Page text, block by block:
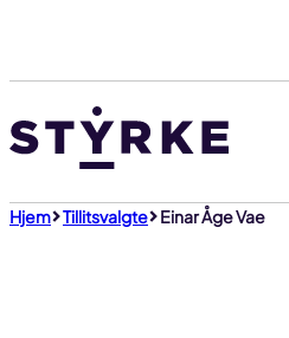
innhold
Hjem Tillitsvalgte Einar Åge Vae